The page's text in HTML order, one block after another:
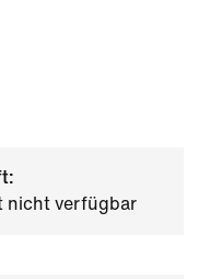
nicht verfügbar